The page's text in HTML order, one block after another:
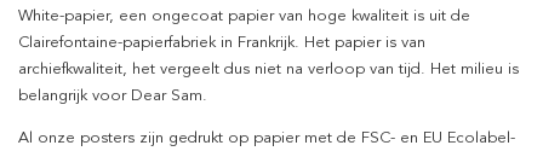
White-papier, een ongecoat papier van hoge kwaliteit is uit de
Clairefontaine-papierfabriek in Frankrijk. Het papier is van
archiefkwaliteit, het vergeelt dus niet na verloop van tijd. Het milieu is
belangrijk voor Dear Sam.
Al onze posters zijn gedrukt op papier met de FSC- en EU Ecolabel-